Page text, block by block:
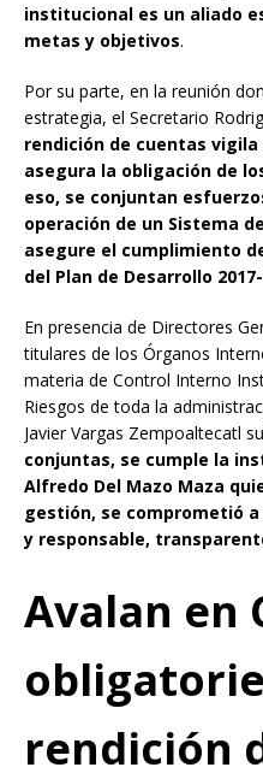
institucional es un aliado
metas y objetivos.
Por su parte, en la reunión
estrategia, el Secretario
rendición de cuentas
asegura la obligación de
eso, se conjuntan
operación de un Sistema
asegure el cumplimiento
del Plan de Desarrollo
En presencia de Directores
titulares de los Órganos
materia de Control Interno
Riesgos de toda la
Javier Vargas Zempoaltecatl
conjuntas, se cumple la
Alfredo Del Mazo Maza
gestión, se comprometió
y responsable,
Avalan en
rendición